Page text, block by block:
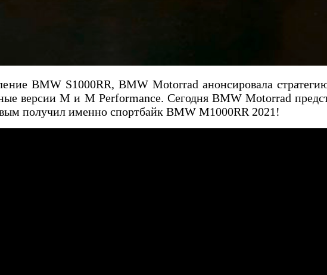
BMW S1000RR, BMW Motorrad анонсировала
версии М и M Performance. Сегодня BMW Motorrad
получил именно спортбайк BMW M1000RR 2021!